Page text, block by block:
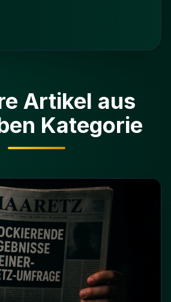
Artikel aus
Kategorie